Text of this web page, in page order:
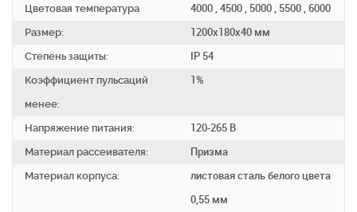
Цветовая температура
4000 , 4500 , 5000 , 5500 , 6000
Размер:
1200х180х40 мм
Степень защиты:
IP 54
Коэффициент пульсаций
менее:
1%
Напряжение питания:
120-265 В
Материал рассеивателя:
Призма
Материал корпуса:
листовая сталь белого цвета
0,55 мм